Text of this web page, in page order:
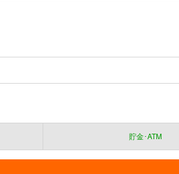
貯金･ATM